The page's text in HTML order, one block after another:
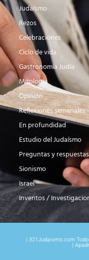
Judaísmo
Rezos
Celebraciones
Ciclo de vida
Gastronomía Judía
Mitología
Opinión
Reflexiones semanales
En profundidad
Estudio del Judaísmo
Preguntas y respuestas
Sionismo
Israel
Inventos /
| 321Judaismo.com
|